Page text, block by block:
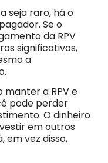
seja raro, há o
Se o
da RPV
significativos,
a
manter a RPV e
pode perder
O dinheiro
em outros
em vez disso,